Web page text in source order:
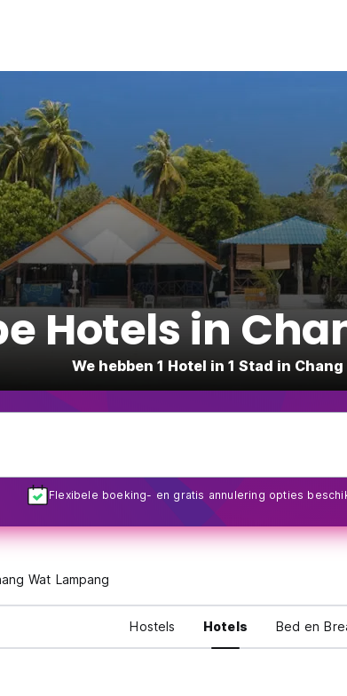
Hotels in
We hebben 1 Hotel in 1 Stad in
Flexibele boeking- en gratis annulering opties
Wat Lampang
Hostels Hotels Bed en